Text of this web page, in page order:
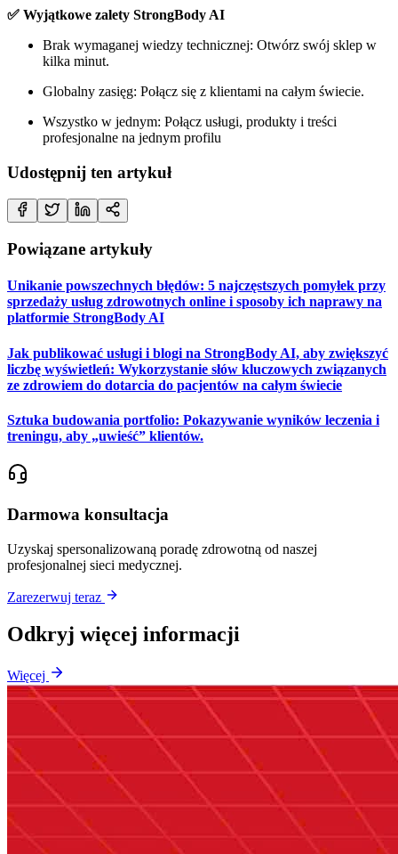
✅ Wyjątkowe zalety StrongBody AI
Brak wymaganej wiedzy technicznej: Otwórz swój sklep w
kilka minut.
Globalny zasięg: Połącz się z klientami na całym świecie.
Wszystko w jednym: Połącz usługi, produkty i treści
profesjonalne na jednym profilu
Udostępnij ten artykuł
Powiązane artykuły
Unikanie powszechnych błędów: 5 najczęstszych pomyłek przy
sprzedaży usług zdrowotnych online i sposoby ich naprawy na
platformie StrongBody AI
Jak publikować usługi i blogi na StrongBody AI, aby zwiększyć
liczbę wyświetleń: Wykorzystanie słów kluczowych związanych
ze zdrowiem do dotarcia do pacjentów na całym świecie
Sztuka budowania portfolio: Pokazywanie wyników leczenia i
treningu, aby „uwieść” klientów.
Darmowa konsultacja
Uzyskaj spersonalizowaną poradę zdrowotną od naszej
profesjonalnej sieci medycznej.
Zarezerwuj teraz
Odkryj więcej informacji
Więcej